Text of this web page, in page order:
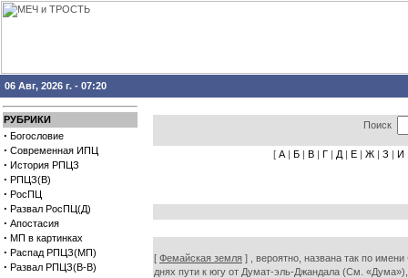
06 Авг, 2026 г. - 07:20
РУБРИКИ
· Богословие
· Современная ИПЦ
· История РПЦЗ
· РПЦЗ(В)
· РосПЦ
· Развал РосПЦ(Д)
· Апостасия
· МП в картинках
· Распад РПЦЗ(МП)
· Развал РПЦЗ(В-В)
Поиск
[ А | Б | В | Г | Д | Е | Ж | З | И
[ Фемайская земля ] , вероятно, названа так по
днях пути к югу от Думат-эль-Джандала (См.